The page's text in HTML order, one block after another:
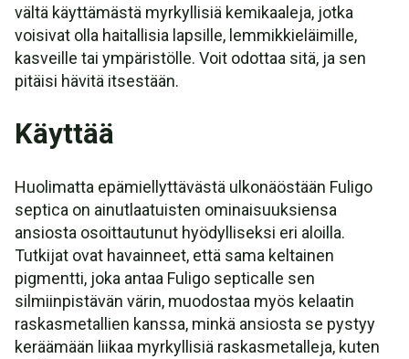
vältä käyttämästä myrkyllisiä kemikaaleja, jotka
voisivat olla haitallisia lapsille, lemmikkieläimille,
kasveille tai ympäristölle. Voit odottaa sitä, ja sen
pitäisi hävitä itsestään.
Käyttää
Huolimatta epämiellyttävästä ulkonäöstään Fuligo
septica on ainutlaatuisten ominaisuuksiensa
ansiosta osoittautunut hyödylliseksi eri aloilla.
Tutkijat ovat havainneet, että sama keltainen
pigmentti, joka antaa Fuligo septicalle sen
silmiinpistävän värin, muodostaa myös kelaatin
raskasmetallien kanssa, minkä ansiosta se pystyy
keräämään liikaa myrkyllisiä raskasmetalleja, kuten